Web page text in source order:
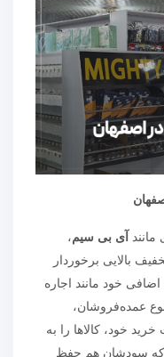
آی بی سیم،
بالایی برخوردار
خود مانند اجاره
عمده‌فروشان،
خود، کالاها را به
که سودشان هم حفظ